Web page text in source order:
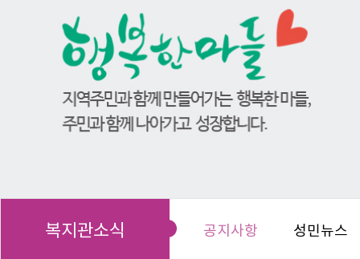
복지관소식 공지사항 성민뉴스